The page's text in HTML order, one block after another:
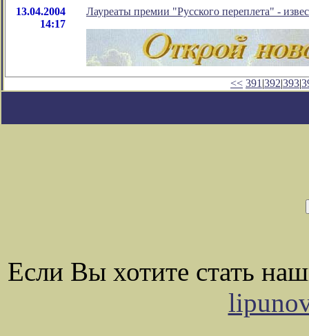
13.04.2004
14:17
Лауреаты премии "Русского переплета" -
<< 391 |392|393|
Если Вы хотите стать